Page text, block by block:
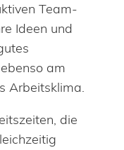
Team-
Ideen und
am
Arbeitsklima.
die